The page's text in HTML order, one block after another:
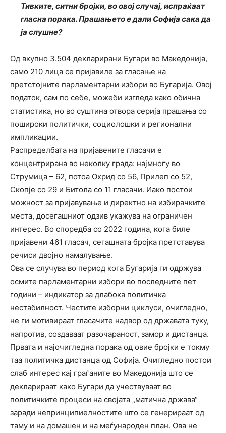
Тивките, ситни бројки, во овој случај, испраќаат
гласна порака. Прашањето е дали Софија сака да
ја слушне?
Од вкупно 3.504 декларирани Бугари во Македонија,
само 210 лица се пријавиле за гласање на
претстојните парламентарни избори во Бугарија. Овој
податок, сам по себе, можеби изгледа како обична
статистика, но во суштина отвора серија прашања со
пошироки политички, социолошки и регионални
импликации.
Распределбата на пријавените гласачи е
концентрирана во неколку града: најмногу во
Струмица – 62, потоа Охрид со 56, Прилеп со 52,
Скопје со 29 и Битола со 11 гласачи. Иако постои
можност за пријавување и директно на избирачките
места, досегашниот одзив укажува на ограничен
интерес. Во споредба со 2022 година, кога биле
пријавени 461 гласач, сегашната бројка претставува
речиси двојно намалување.
Ова се случува во период кога Бугарија ги одржува
осмите парламентарни избори во последните пет
години – индикатор за длабока политичка
нестабилност. Честите изборни циклуси, очигледно,
не ги мотивираат гласачите надвор од државата туку,
напротив, создаваат разочараност, замор и дистанца.
Првата и најочигледна порака од овие бројки е токму
таа политичка дистанца од Софија. Очигледно постои
слаб интерес кај граѓаните во Македонија што се
декларираат како Бугари да учествуваат во
политичките процеси на својата „матична држава“
заради непринципиелностите што се генерираат од
таму и на домашен и на меѓународен план. Ова не